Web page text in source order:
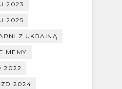
2023
2025
Z UKRAINĄ
MEMY
2022
2024